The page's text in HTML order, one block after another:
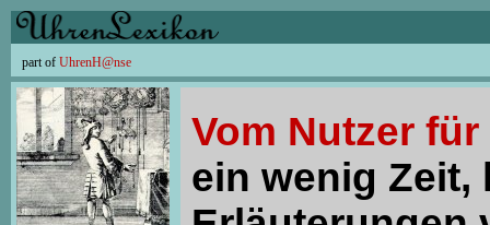
part of UhrenH@nse
Vom Nutzer
ein wenig Zeit,